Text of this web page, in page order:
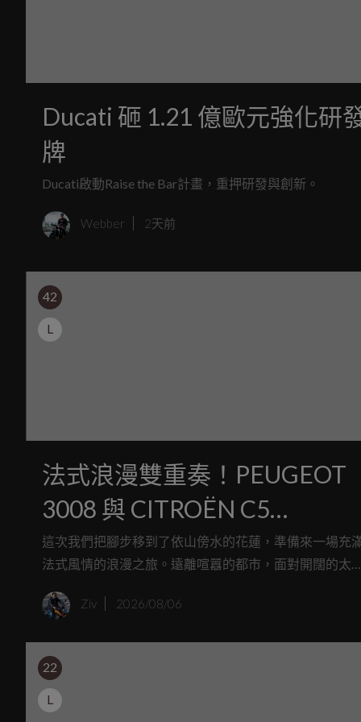
Ducati 砸 1.21 億歐元強化研
牌
Ducati啟動Raise the Bar計畫，重押研發與創新。
Webber 2天前
42
L
法式浪漫雙重奏！PEUGEOT
3008 與 CITROËN C5
AIRCROSS 新世代油電休旅體
驗
這次我們把腳步移到了依山傍水的花蓮，準備來一場充
法式風情的浪漫之旅。遠離喧囂的都市，面對開闊的太
活動中我們一次試駕了 Stellantis 集團旗下的兩款重磅新
Ziv 2026/08/06
22
L